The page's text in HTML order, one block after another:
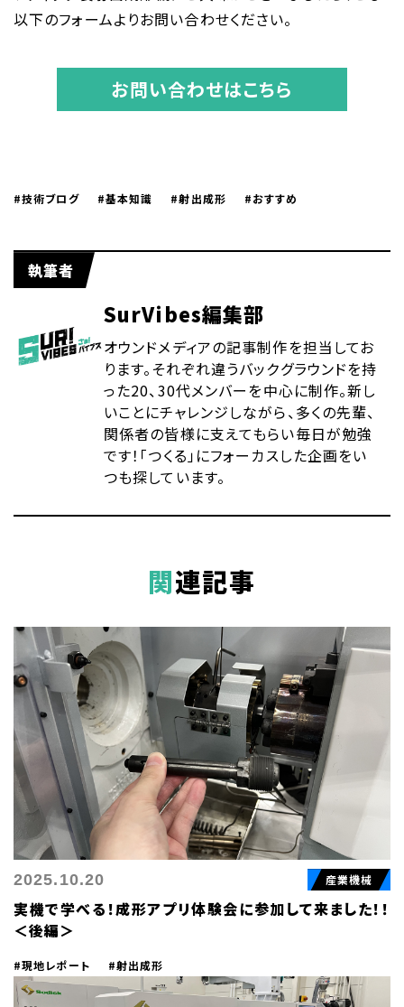
以下のフォームよりお問い合わせください。
お問い合わせはこちら
#技術ブログ #基本知識 #射出成形 #おすすめ
執筆者
SurVibes編集部
オウンドメディアの記事制作を担当してお
ります。それぞれ違うバックグラウンドを持
った20、30代メンバーを中心に制作。新し
いことにチャレンジしながら、多くの先輩、
関係者の皆様に支えてもらい毎日が勉強
です！「つくる」にフォーカスした企画をい
つも探しています。
関連記事
2025.10.20 産業機械
実機で学べる！成形アプリ体験会に参加して来ました！！
＜後編＞
#現地レポート #射出成形